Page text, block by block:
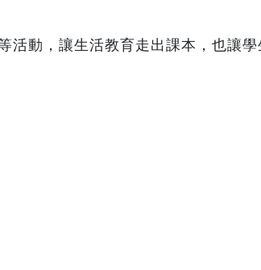
活動，讓生活教育走出課本，也讓